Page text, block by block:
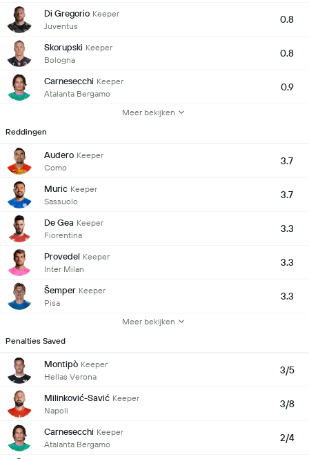
Di Gregorio Keeper
Juventus
0.8
Skorupski Keeper
Bologna
0.8
Carnesecchi Keeper
Atalanta Bergamo
0.9
Meer bekijken
Reddingen
Audero Keeper
Como
3.7
Muric Keeper
Sassuolo
3.7
De Gea Keeper
Fiorentina
3.3
Provedel Keeper
Inter Milan
3.3
Šemper Keeper
Pisa
3.3
Meer bekijken
Penalties Saved
Montipò Keeper
Hellas Verona
3/5
Milinković-Savić Keeper
Napoli
3/8
Carnesecchi Keeper
Atalanta Bergamo
2/4